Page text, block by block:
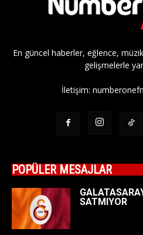
En güncel haberler, eğlence,
gelişmelerle
İletişim:
POPÜLER MESAJLAR
SATMIYOR